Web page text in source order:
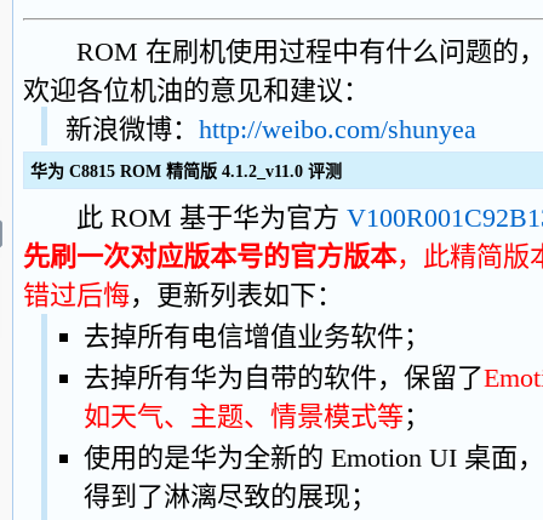
ROM 在刷机使用过程中有什么问题的
欢迎各位机油的意见和建议：
新浪微博： http://weibo.com/shunyea
华为 C8815 ROM 精简版 4.1.2_v11.0 评测
此 ROM 基于华为官方
先刷一次对应版本号的官方版本，此精简版
错过后悔，更新列表如下：
去掉所有电信增值业务软件；
去掉所有华为自带的软件，保留了
如天气、主题、情景模式等；
使用的是华为全新的 Emotion UI 桌面
得到了淋漓尽致的展现；